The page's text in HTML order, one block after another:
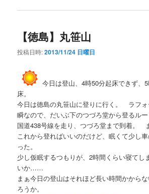
【徳島】丸笹山
投稿日時:2013/11/24 日曜日
今日は登山、4時50分起床できず、
床。
今日は徳島の丸笹山に登りに行く。 ラフ
瞬なので、だいぶ下のつづろ堂から登るルー
国道438号線を走り、つづろ堂まで到着。
これから登ればいいのだけど、眠くて少し
った。
少し仮眠するつもりが、2時間くらい寝てし
いか……
まぁ今日の登山はそれほど長い時間かから
ろうか。